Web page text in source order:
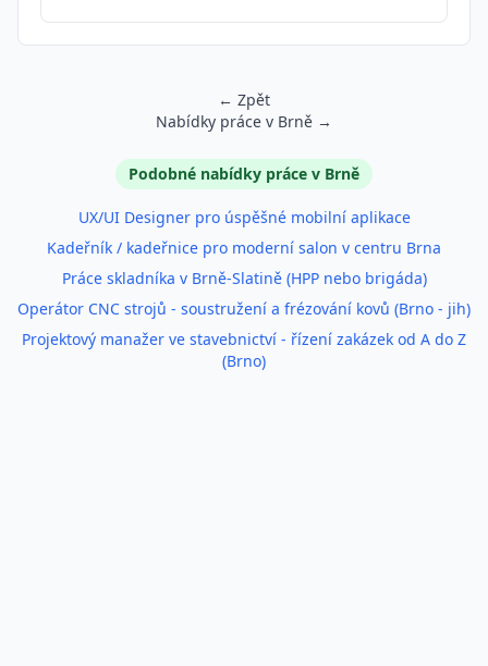
← Zpět
Nabídky práce v Brně →
Podobné inzerátyPodobné nabídky práce v Brně
UX/UI Designer pro úspěšné mobilní aplikace
Kadeřník / kadeřnice pro moderní salon v centru Brna
Práce skladníka v Brně-Slatině (HPP nebo brigáda)
Operátor CNC strojů - soustružení a frézování kovů (Brno - jih)
Projektový manažer ve stavebnictví - řízení zakázek od A do Z
(Brno)